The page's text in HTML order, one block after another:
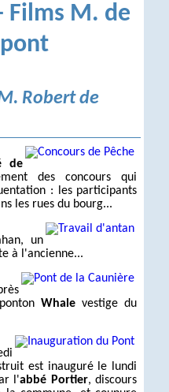
Films M. de
Robert de
de
des concours qui
: les participants
les rues du bourg...
un
à l'ancienne...
Whale vestige du
est inauguré le lundi
l'abbé Portier, discours